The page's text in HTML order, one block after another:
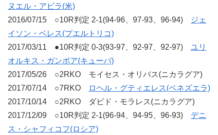
ヌエル・アビラ(米)
2016/07/15 ○10R判定 2-1(94-96、97-93、96-94)
ジェ
イソン・ベレス(プエルトリコ)
2017/03/11 ●10R判定 0-3(93-97、92-97、92-97) ユリ
オルキス・ガンボア(キューバ)
2017/05/26 ○2RKO モイセス・オリバス(ニカラグア)
2017/07/14 ○7RKO
ロヘル・グティエレス(ベネズエラ)
2017/10/14 ○2RKO ダビド・モラレス(ニカラグア)
2017/12/09 ○10R判定 2-1(96-94、94-95、96-93) デニ
ス・シャフィコフ(ロシア)